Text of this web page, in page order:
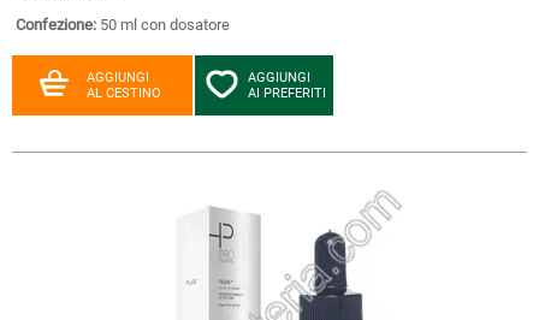
Confezione: 50 ml con dosatore
AGGIUNGI
AL CESTINO
AGGIUNGI
AI PREFERITI